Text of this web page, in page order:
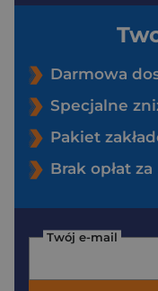
Darmowa
Specjalne
Pakiet
Brak opłat
Twój e-mail